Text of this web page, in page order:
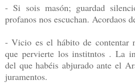
- Si sois masón; guardad
profanos nos escuchan. Acordaos
- Vicio es el hábito de contentar
que pervierte los institntos . La
del que habéis abjurado ante el
juramentos.